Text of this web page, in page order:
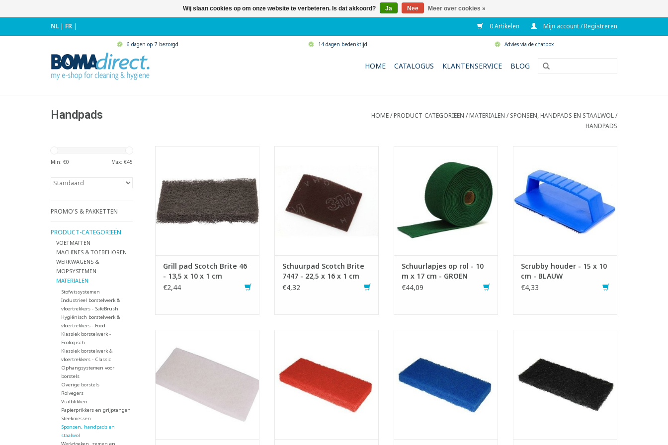
NL| FR | 0 Artikelen Mijn account / Registreren
6 dagen op 7 bezorgd 14 dagen bedenktijd Advies via de chatbox
HOME CATALOGUS KLANTENSERVICE BLOG
Handpads HOME/PRODUCT-CATEGORIEËN /MATERIALEN /SPONSEN, HANDPADS EN STAALWOL/
HANDPADS
Min: €0 Max: €45
PROMO'S & PAKKETTEN
PRODUCT-CATEGORIEËN
VOETMATTEN
MACHINES & TOEBEHOREN
WERKWAGENS &
MOPSYSTEMEN
MATERIALEN
Stofwissystemen
Industrieel borstelwerk &
vloertrekkers - SafeBrush
Hygiënisch borstelwerk &
vloertrekkers - Food
Klassiek borstelwerk -
Ecologisch
Klassiek borstelwerk &
vloertrekkers - Classic
Ophangsystemen voor
borstels
Overige borstels
Rolvegers
Vuilblikken
Papierprikkers en grijptangen
Steekmessen
Sponsen, handpads en
staalwol
TOEVOEGEN AAN WINKELWAGEN
Grill pad Scotch Brite 46
- 13,5 x 10 x 1 cm
€2,44
schuurpapier of fijne staalwol.
- LxBxH: 22,5 x 16 x 1 cm
TOEVOEGEN AAN WINKELWAGEN
Schuurpad Scotch Brite
7447 - 22,5 x 16 x 1 cm
€4,32
op rol.
- LxB: 10 m x 17 cm
TOEVOEGEN AAN WINKELWAGEN
Schuurlapjes op rol - 10
m x 17 cm - GROEN
€44,09
- LxB: 15 x 10 cm
TOEVOEGEN AAN WINKELWAGEN
Scrubby houder - 15 x 10
cm - BLAUW
€4,33
- 100% gerecycleerde PET-
vezels.
- Wit: zachte schuurpad.
- Rood: halfzachte schuurpad.
- Blauw: halfharde schuurpad.
vezels.
LxBxH: 15 x 10 x 2,5 cm
- Wit: zachte schuurpad.
- Rood: halfzachte schuurpad.
vezels.
LxBxH: 15 x 10 x 2,5 cm
- Wit: zachte schuurpad.
- Rood: halfzachte schuurpad.
vezels.
LxBxH: 15 x 10 x 2,5 cm
- Wit: zachte schuurpad.
- Rood: halfzachte schuurpad.
Wij slaan cookies op om onze website te verbeteren. Is dat akkoord? Ja Nee Meer over cookies »